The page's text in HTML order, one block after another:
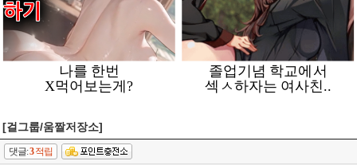
[걸그룹/움짤저장소]
댓글:3적립